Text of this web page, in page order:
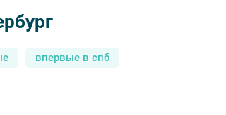
ПЕТЕРБУРГ - Baturina Yuliya / Фотобанк
впервые в спб